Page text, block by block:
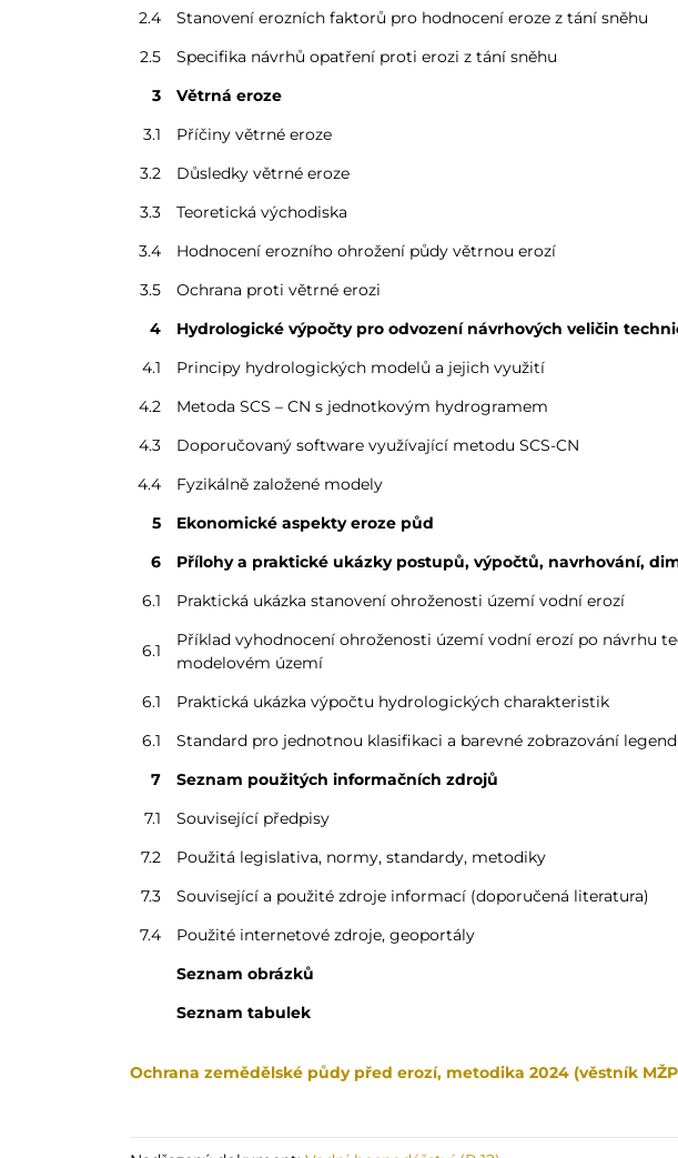
2.4
Stanovení erozních faktorů pro hodnocení eroze z tání sněhu
2.5
Specifika návrhů opatření proti erozi z tání sněhu
3
Větrná eroze
3.1
Příčiny větrné eroze
3.2
Důsledky větrné eroze
3.3
Teoretická východiska
3.4
Hodnocení erozního ohrožení půdy větrnou erozí
3.5
Ochrana proti větrné erozi
4
Hydrologické výpočty pro odvození návrhových veličin
4.1
Principy hydrologických modelů a jejich využití
4.2
Metoda SCS – CN s jednotkovým hydrogramem
4.3
Doporučovaný software využívající metodu SCS-CN
4.4
Fyzikálně založené modely
5
Ekonomické aspekty eroze půd
6
Přílohy a praktické ukázky postupů, výpočtů, navrhování,
6.1
Praktická ukázka stanovení ohroženosti území vodní erozí
6.1
Příklad vyhodnocení ohroženosti území vodní erozí po návrhu
modelovém území
6.1
Praktická ukázka výpočtu hydrologických charakteristik
6.1
Standard pro jednotnou klasifikaci a barevné zobrazování
7
Seznam použitých informačních zdrojů
7.1
Související předpisy
7.2
Použitá legislativa, normy, standardy, metodiky
7.3
Související a použité zdroje informací (doporučená literatura)
7.4
Použité internetové zdroje, geoportály
Seznam obrázků
Seznam tabulek
Ochrana zemědělské půdy před erozí, metodika 2024 (věstník